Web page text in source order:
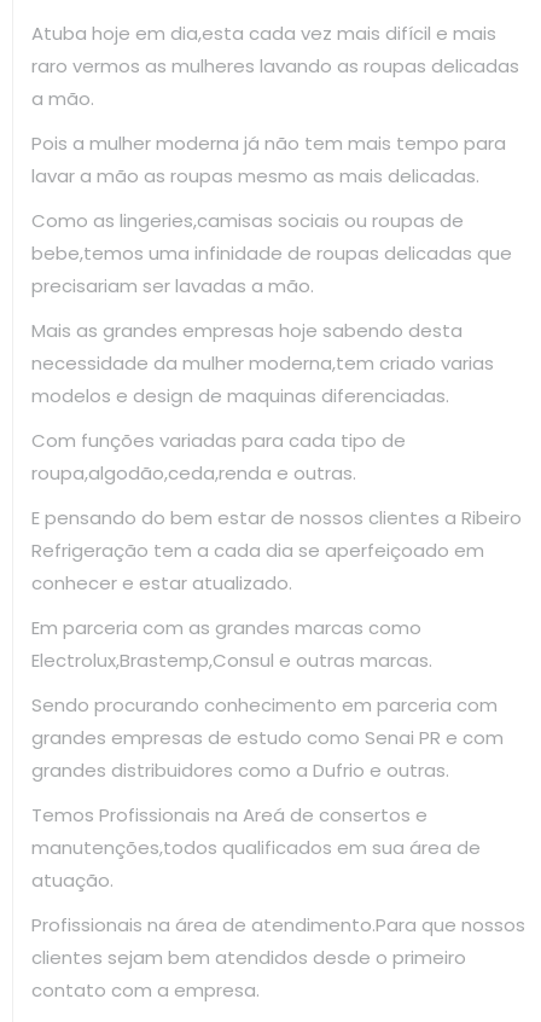
Atuba hoje em dia,esta cada vez mais difícil e mais
raro vermos as mulheres lavando as roupas delicadas
a mão.
Pois a mulher moderna já não tem mais tempo para
lavar a mão as roupas mesmo as mais delicadas.
Como as lingeries,camisas sociais ou roupas de
bebe,temos uma infinidade de roupas delicadas que
precisariam ser lavadas a mão.
Mais as grandes empresas hoje sabendo desta
necessidade da mulher moderna,tem criado varias
modelos e design de maquinas diferenciadas.
Com funções variadas para cada tipo de
roupa,algodão,ceda,renda e outras.
E pensando do bem estar de nossos clientes a Ribeiro
Refrigeração tem a cada dia se aperfeiçoado em
conhecer e estar atualizado.
Em parceria com as grandes marcas como
Electrolux,Brastemp,Consul e outras marcas.
Sendo procurando conhecimento em parceria com
grandes empresas de estudo como Senai PR e com
grandes distribuidores como a Dufrio e outras.
Temos Profissionais na Areá de consertos e
manutenções,todos qualificados em sua área de
atuação.
Profissionais na área de atendimento.Para que nossos
clientes sejam bem atendidos desde o primeiro
contato com a empresa.